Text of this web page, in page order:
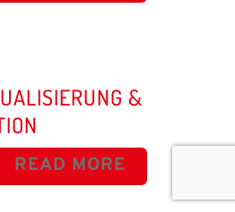
&
READ MORE